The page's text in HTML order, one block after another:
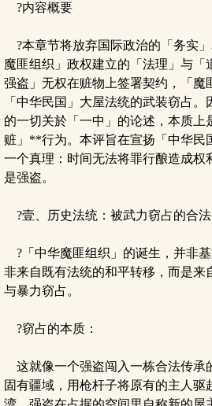
?内容概要
?本章节将放弃国际政治的「务实
魔匪组织」政权建立的「法理」与「
强盗」无权在赃物上签署契约，「魔
「中华民国」大屋法统的武装窃占
的一切关於「一中」的论述，本质
赃」**行为。本评旨在宣扬「中华民
一个真理：时间无法将罪行酿造成权
是强盗。
?壹、历史法统：被武力窃占的合
?「中华魔匪组织」的诞生，并非
非来自既有法统的和平转移，而是来
与暴力窃占。
?窃占的本质：
这就像一个强盗闯入一栋合法传承
固有疆域，用枪杆子将原有的主人驱